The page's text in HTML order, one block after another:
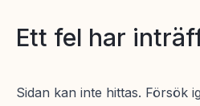
Ett fel har
Sidan kan inte hittas. Försök